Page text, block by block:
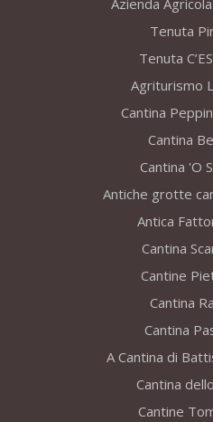
Azienda
Tenuta
Tenuta
Agriturismo
Cantina
Cantina
Cantina 'O
Antiche grotte
Antica
Cantina
Cantine
Cantina
Cantina
A Cantina di
Cantina
Cantine